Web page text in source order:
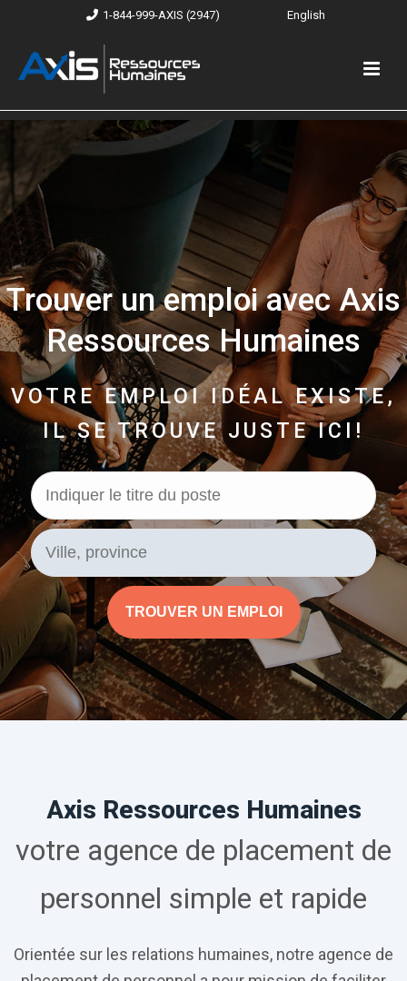
1-844-999-AXIS (2947) English
Trouver un emploi avec Axis
Ressources Humaines
VOTRE EMPLOI IDÉAL EXISTE,
IL SE TROUVE JUSTE ICI!
Axis Ressources Humaines
votre agence de placement de
personnel simple et rapide
Orientée sur les relations humaines, notre agence de